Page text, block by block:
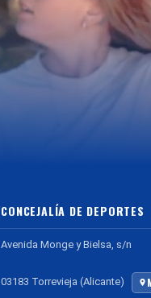
CONCEJALÍA DE DEPORTES
Avenida Monge y Bielsa, s/n
03183 Torrevieja (Alicante)